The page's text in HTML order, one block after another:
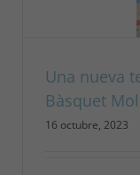
Una nueva
Bàsquet
16 octubre, 2023